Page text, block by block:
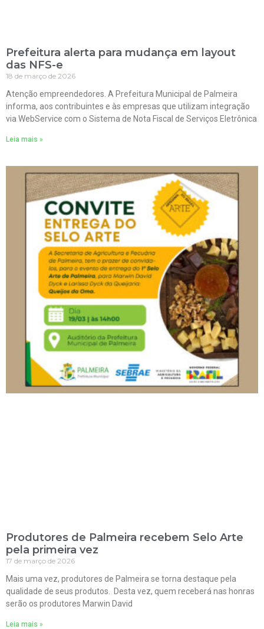
Prefeitura alerta para mudança em layout
das NFS-e
18 de março de 2026
Atenção empreendedores. A Prefeitura Municipal de Palmeira
informa, aos contribuintes e às empresas que utilizam integração
via WebService com o Sistema de Nota Fiscal de Serviços Eletrônica
Leia mais »
Produtores de Palmeira recebem Selo Arte
pela primeira vez
17 de março de 2026
Mais uma vez, produtores de Palmeira se torna destaque pela
qualidade de seus produtos. Desta vez, quem receberá nas honras
serão os produtores Marwin David
Leia mais »